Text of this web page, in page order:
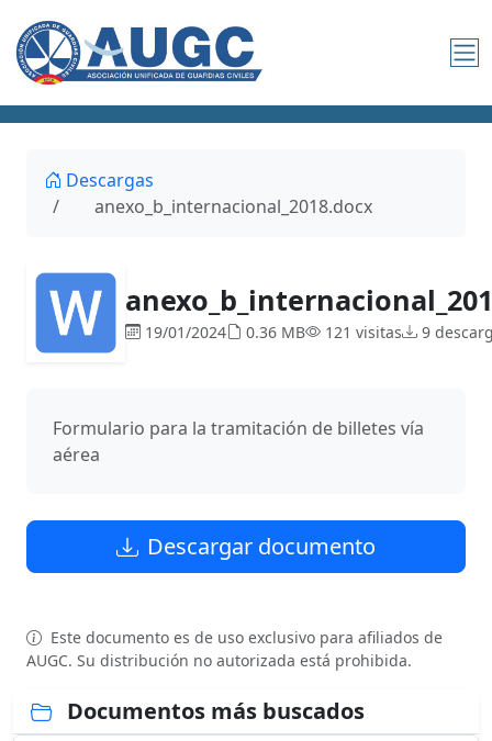
Descargas
anexo_b_internacional_2018.docx
19/01/2024 0.36 MB 121 visitas 9
Formulario para la tramitación de billetes vía
aérea
Descargar documento
Este documento es de uso exclusivo para afiliados de
AUGC. Su distribución no autorizada está prohibida.
Documentos más buscados